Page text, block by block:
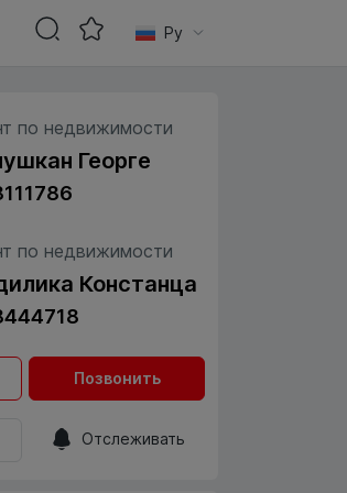
по недвижимости
Георге
по недвижимости
Констанца
Позвонить
Отслеживать
Ру